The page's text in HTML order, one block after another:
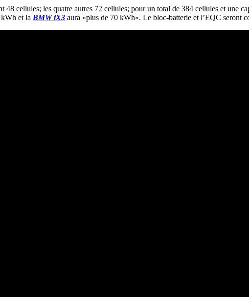
cellules; les quatre autres 72 cellules; pour un total de 384 cellules et une
et la BMW iX3 aura «plus de 70 kWh». Le bloc-batterie et l’EQC seront